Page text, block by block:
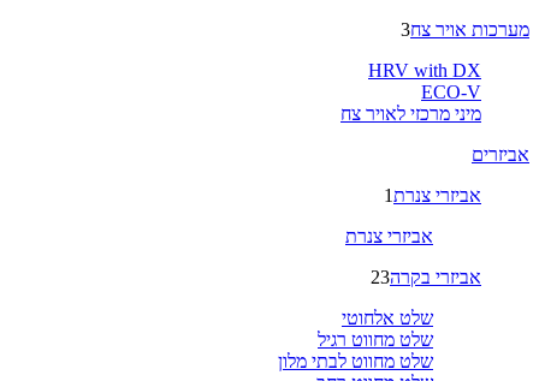
מערכות אויר צח3
HRV with DX
ECO-V
מיני מרכזי לאויר צח
אביזרים
אביזרי צנרת1
אביזרי צנרת
אביזרי בקרה23
שלט אלחוטי
שלט מחווט רגיל
שלט מחווט לבתי מלון